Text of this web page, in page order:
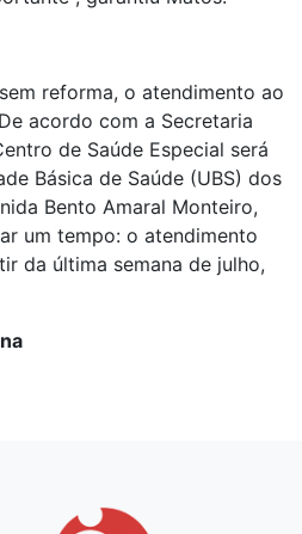
reforma, o atendimento ao
acordo com a Secretaria
de Saúde Especial será
Básica de Saúde (UBS) dos
Bento Amaral Monteiro,
um tempo: o atendimento
da última semana de julho,